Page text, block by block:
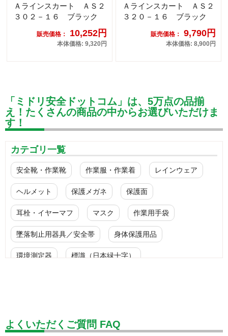
Ａラインスカート ＡＳ２
３０２－１６ ブラック
販売価格： 10,252円
本体価格: 9,320円
Ａラインスカート ＡＳ２
３２０－１６ ブラック
販売価格： 9,790円
本体価格: 8,900円
「ミドリ安全ドットコム」は、5万点の品揃
え！たくさんの商品の中からお選びいただけま
す！
カテゴリ一覧
安全靴・作業靴 作業服・作業着 レインウェア
ヘルメット 保護メガネ 保護面
耳栓・イヤーマフ マスク 作業用手袋
墜落制止用器具／安全帯 身体保護用品
環境測定器 標識（日本緑十字）
設備用品・作業補助用品 工事作業用品
よくいただくご質問 FAQ